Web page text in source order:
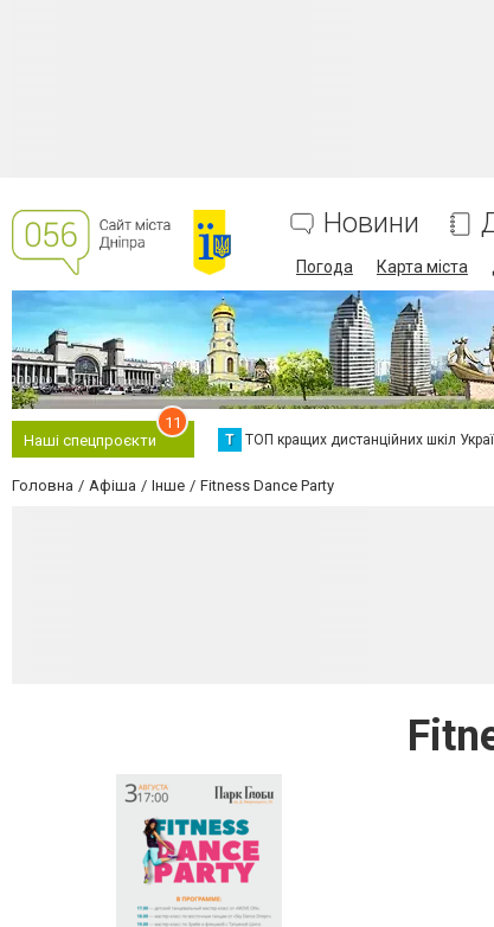
Новини
Погода Карта міста
Наші спецпроєкти
11
Т ТОП кращих дистанційних шкіл
Головна Афіша Інше Fitness Dance Party